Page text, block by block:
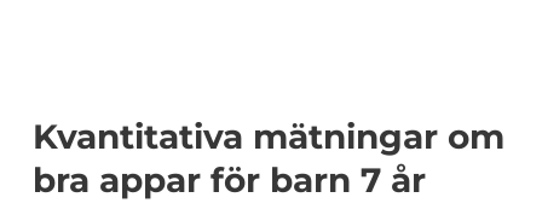
Kvantitativa mätningar om
bra appar för barn 7 år